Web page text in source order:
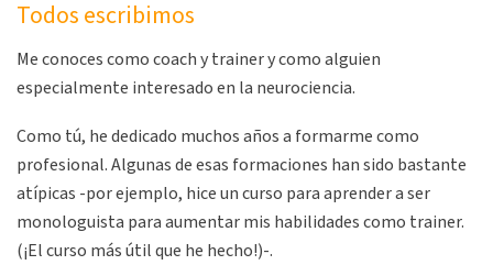
Todos escribimos
Me conoces como coach y trainer y como alguien
especialmente interesado en la neurociencia.
Como tú, he dedicado muchos años a formarme como
profesional. Algunas de esas formaciones han sido bastante
atípicas -por ejemplo, hice un curso para aprender a ser
monologuista para aumentar mis habilidades como trainer.
(¡El curso más útil que he hecho!)-.